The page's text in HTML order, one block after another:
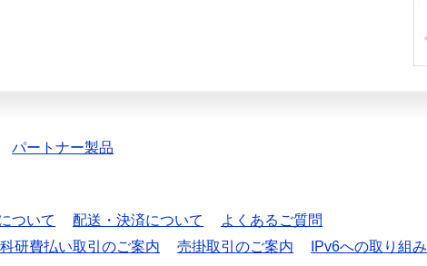
パートナー製品
ついて 配送・決済について
よくあるご質問
研費払い取引のご案内 売掛取引のご案内
IPv6への取り組み